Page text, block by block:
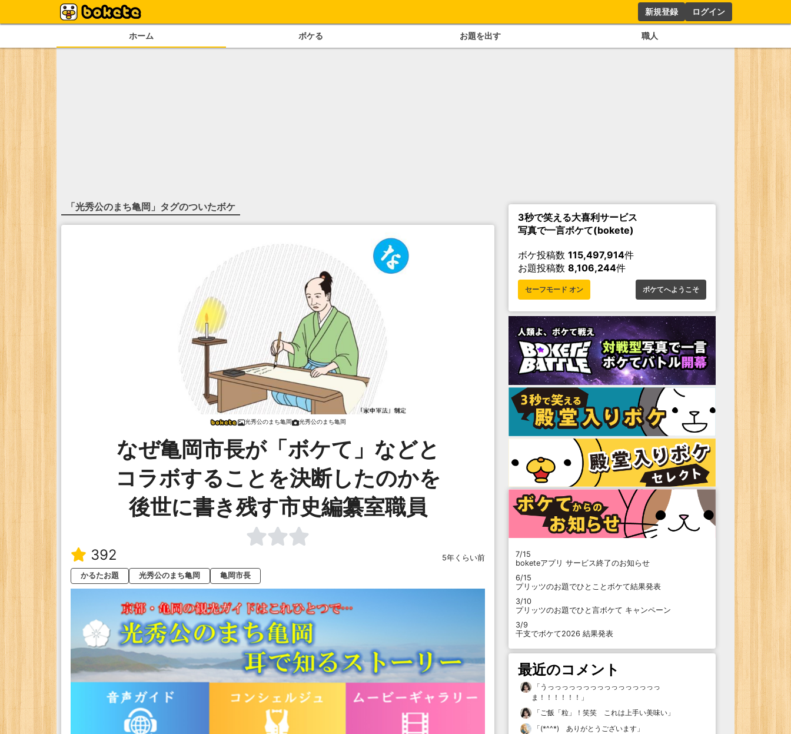
新規登録 ログイン
ホーム ボケる お題を出す 職人
「光秀公のまち亀岡 」タグのついたボケ
光秀公のまち亀岡 光秀公のまち亀岡
なぜ亀岡市長が「ボケて」などと
コラボすることを決断したのかを
後世に書き残す市史編纂室職員
392
5年くらい前
かるたお題
光秀公のまち亀岡 亀岡市長
3秒で笑える大喜利サービス
写真で一言ボケて(bokete)
ボケ投稿数 115,497,914件
お題投稿数 8,106,244件
セーフモード オン ボケてへようこそ
7/15
boketeアプリ サービス終了のお知らせ
6/15
プリッツのお題でひとことボケて結果発表
3/10
プリッツのお題でひと言ボケて キャンペーン
3/9
干支でボケて2026 結果発表
最近のコメント
「 うっっっっっっっっっっっっっっっっ
ま！！！！！！ 」
「ご飯「粒」！笑笑 これは上手い美味い 」
「(*^^*) ありがとうございます 」